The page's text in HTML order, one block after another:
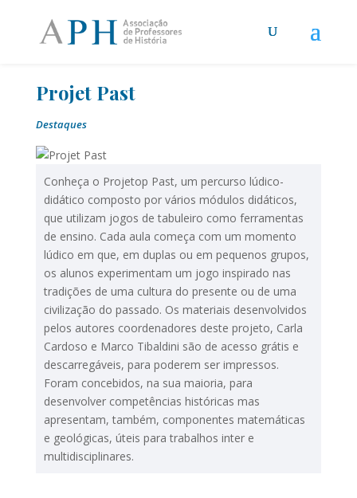
Projet Past
Destaques
Conheça o Projetop Past, um percurso lúdico-
didático composto por vários módulos didáticos,
que utilizam jogos de tabuleiro como ferramentas
de ensino. Cada aula começa com um momento
lúdico em que, em duplas ou em pequenos grupos,
os alunos experimentam um jogo inspirado nas
tradições de uma cultura do presente ou de uma
civilização do passado. Os materiais desenvolvidos
pelos autores coordenadores deste projeto, Carla
Cardoso e Marco Tibaldini são de acesso grátis e
descarregáveis, para poderem ser impressos.
Foram concebidos, na sua maioria, para
desenvolver competências históricas mas
apresentam, também, componentes matemáticas
e geológicas, úteis para trabalhos inter e
multidisciplinares.